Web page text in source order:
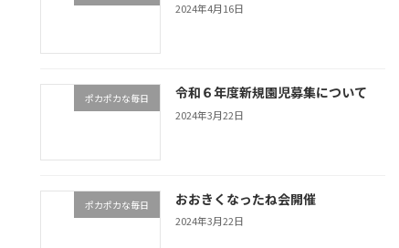
2024年4月16日
ポカポカな毎日 令和６年度新規園児募集について
2024年3月22日
ポカポカな毎日 おおきくなったね会開催
2024年3月22日